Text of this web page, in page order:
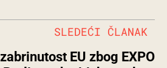
EU zbog EXPO
SLEDEĆI ČLANAK